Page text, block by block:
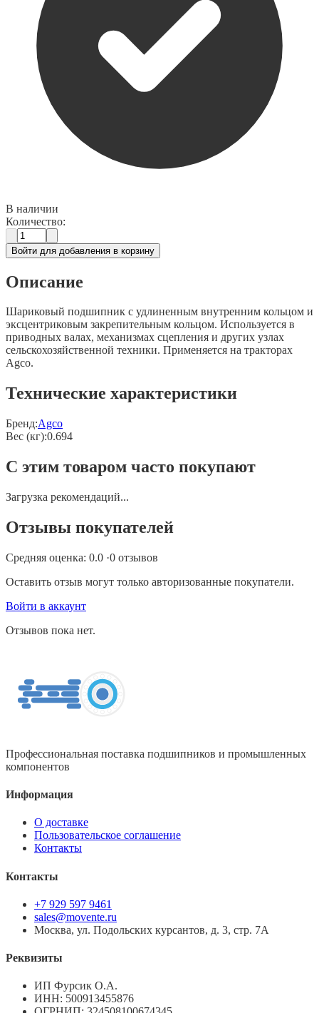
В наличии
Количество:
Войти для добавления в корзину
Описание
Шариковый подшипник с удлиненным внутренним кольцом и
эксцентриковым закрепительным кольцом. Используется в
приводных валах, механизмах сцепления и других узлах
сельскохозяйственной техники. Применяется на тракторах
Agco.
Технические характеристики
Бренд:Agco
Вес (кг):0.694
С этим товаром часто покупают
Загрузка рекомендаций...
Отзывы покупателей
Средняя оценка: 0.0 ·0 отзывов
Оставить отзыв могут только авторизованные покупатели.
Войти в аккаунт
Отзывов пока нет.
Профессиональная поставка подшипников и промышленных
компонентов
Информация
О доставке
Пользовательское соглашение
Контакты
Контакты
+7 929 597 9461
sales@movente.ru
Москва, ул. Подольских курсантов, д. 3, стр. 7А
Реквизиты
ИП Фурсик О.А.
ИНН: 500913455876